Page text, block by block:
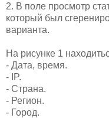
2. В поле просмотр
который был
варианта.
На рисунке 1
- Дата, время.
- IP.
- Страна.
- Регион.
- Город.